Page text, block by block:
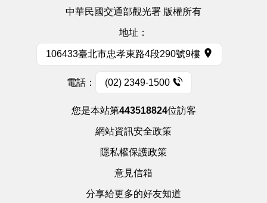
中華民國交通部觀光署 版權所有
地址：
106433臺北市忠孝東路4段290號9樓
電話： (02) 2349-1500
您是本站第443518824位訪客
網站資訊安全政策
隱私權保護政策
意見信箱
分享給更多的好友知道